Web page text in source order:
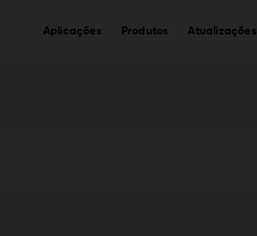
Aplicações Produtos Atualizações